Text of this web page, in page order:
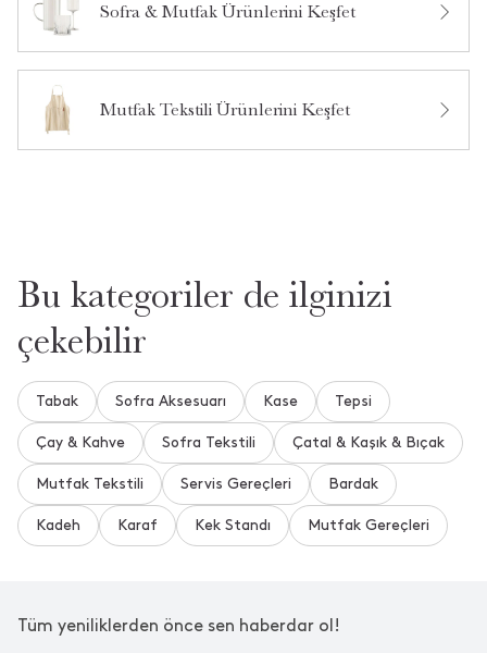
Sofra & Mutfak Ürünlerini Keşfet
Mutfak Tekstili Ürünlerini Keşfet
Bu kategoriler de ilginizi
çekebilir
Tabak Sofra Aksesuarı Kase Tepsi
Çay & Kahve Sofra Tekstili Çatal & Kaşık & Bıçak
Mutfak Tekstili Servis Gereçleri Bardak
Kadeh Karaf Kek Standı Mutfak Gereçleri
Tüm yeniliklerden önce sen haberdar ol!